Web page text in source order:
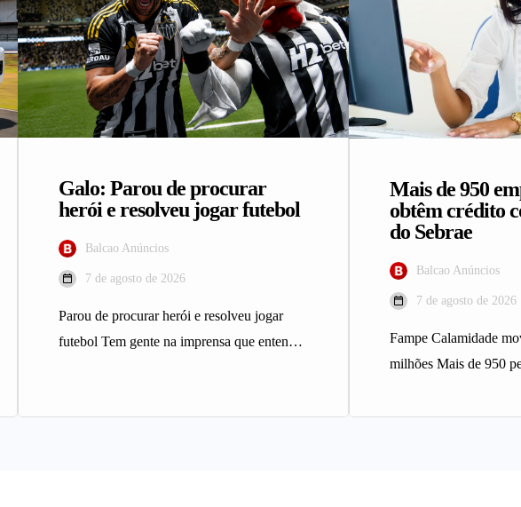
Galo: Parou de procurar
herói e resolveu jogar futebol
Balcao Anúncios
7 de agosto de 2026
Parou de procurar herói e resolveu jogar
futebol Tem gente na imprensa que entende
Mais de 950
obtêm crédito
do Sebrae
Balcao Anúncios
7 de agosto de 2026
Fampe Calamidade
milhões Mais de 950
climáticos…